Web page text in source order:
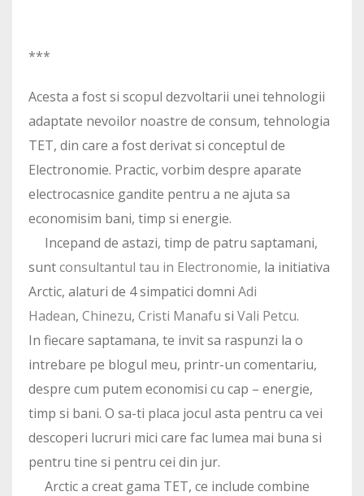
***
Acesta a fost si scopul dezvoltarii unei tehnologii
adaptate nevoilor noastre de consum, tehnologia
TET, din care a fost derivat si conceptul de
Electronomie. Practic, vorbim despre aparate
electrocasnice gandite pentru a ne ajuta sa
economisim bani, timp si energie.
Incepand de astazi, timp de patru saptamani,
suntconsultantul tau in Electronomie, la initiativa
Arctic, alaturi de 4 simpatici domni Adi
Hadean, Chinezu, Cristi Manafu si Vali Petcu.
In fiecare saptamana, te invit sa raspunzi la o
intrebare pe blogul meu, printr-un comentariu,
despre cum putem economisi cu cap – energie,
timp si bani. O sa-ti placa jocul asta pentru ca vei
descoperi lucruri mici care fac lumea mai buna si
pentru tine si pentru cei din jur.
Arctic a creat gama TET, ce include combine